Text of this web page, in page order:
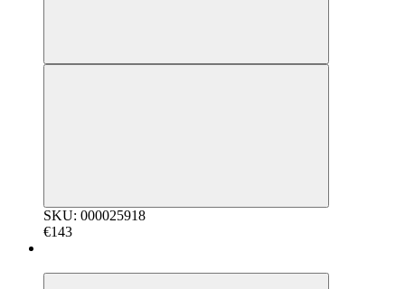
SKU: 000025918
€143